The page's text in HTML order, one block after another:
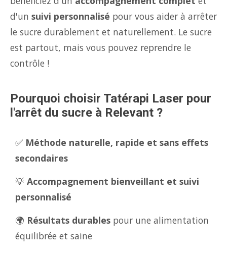
d'un suivi personnalisé pour vous aider à arrêter
le sucre durablement et naturellement. Le sucre
est partout, mais vous pouvez reprendre le
contrôle !
Pourquoi choisir Tatérapi Laser pour
l'arrêt du sucre à Relevant ?
✅ Méthode naturelle, rapide et sans effets
secondaires
💡 Accompagnement bienveillant et suivi
personnalisé
🌍 Résultats durables pour une alimentation
équilibrée et saine